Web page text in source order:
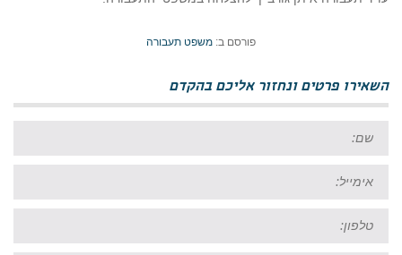
פורסם ב: משפט תעבורה
השאירו פרטים ונחזור אליכם בהקדם